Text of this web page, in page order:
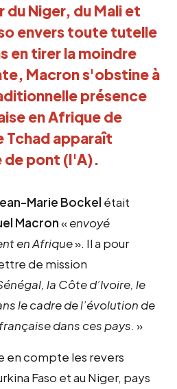
du Niger, du Mali et
envers toute tutelle
en tirer la moindre
Macron s'obstine à
présence
en Afrique de
Tchad apparaît
de pont (I'A).
Marie Bockel était
Macron«envoyé
en Afrique». Il a pour
de mission
la Côte d’Ivoire, le
le cadre de l’évolution de
dans ces pays. »
en compte les revers
Faso et au Niger, pays